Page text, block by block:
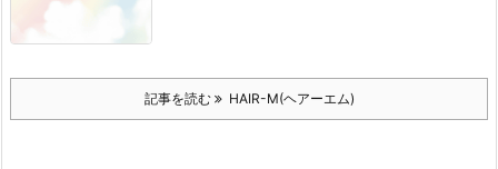
記事を読む HAIR-M(ヘアーエム)